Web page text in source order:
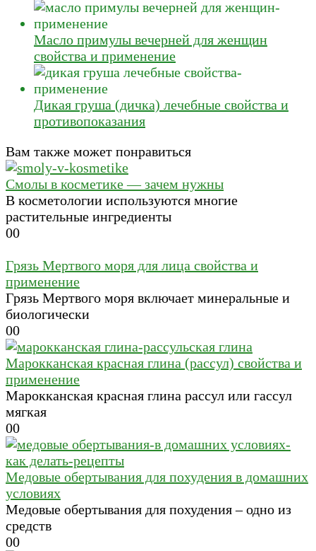
Масло примулы вечерней для женщин
свойства и применение
Дикая груша (дичка) лечебные свойства и
противопоказания
Вам также может понравиться
Смолы в косметике — зачем нужны
В косметологии используются многие
растительные ингредиенты
00
Грязь Мертвого моря для лица свойства и
применение
Грязь Мертвого моря включает минеральные и
биологически
00
Марокканская красная глина (рассул) свойства и
применение
Марокканская красная глина рассул или гассул
мягкая
00
Медовые обертывания для похудения в домашних
условиях
Медовые обертывания для похудения – одно из
средств
00